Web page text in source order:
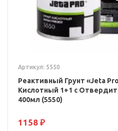
Артикул: 5550
Реактивный Грунт «Jeta
Кислотный 1+1 с
400мл (5550)
1158 ₽